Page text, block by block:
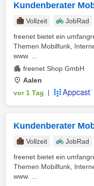
Kundenberater
Vollzeit JobRad
freenet bietet ein
Themen Mobilfunk,
www. ...
freenet Shop GmbH
Aalen
vor 1 Tag
Kundenberater
Vollzeit JobRad
freenet bietet ein
Themen Mobilfunk,
www. ...